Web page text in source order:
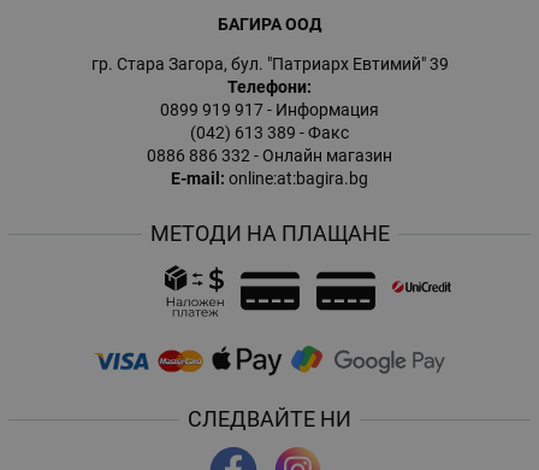
БАГИРА ООД
гр. Стара Загора, бул. "Патриарх Евтимий" 39
Телефони:
0899 919 917- Информация
(042) 613 389 - Факс
0886 886 332- Онлайн магазин
E-mail: online:at:bagira.bg
МЕТОДИ НА ПЛАЩАНЕ
СЛЕДВАЙТЕ НИ